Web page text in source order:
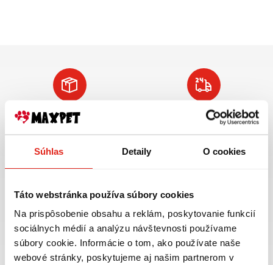
Súhlas Detaily O cookies
Táto webstránka používa súbory cookies
Na prispôsobenie obsahu a reklám, poskytovanie funkcií
sociálnych médií a analýzu návštevnosti používame
súbory cookie. Informácie o tom, ako používate naše
webové stránky, poskytujeme aj našim partnerom v
Doprava ZADARMO
pre objednávky
VIAC INFO
Tovar NA SKLADE
expedujeme do 24
VIAC INFO
Zasielame aj do ČR,
doprava už od 5€